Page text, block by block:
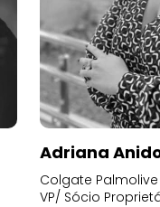
Adriana
Colgate
VP/ Sócio